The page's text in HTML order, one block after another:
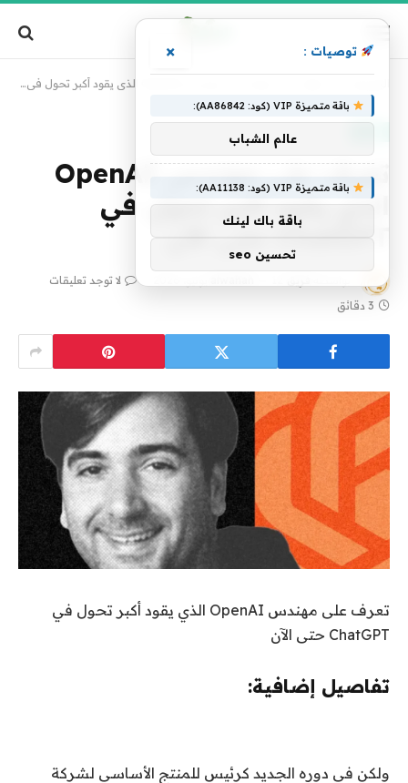
تعرف على مهندس OpenAI
الذي يقود أكبر تحول في
ChatGPT حتى الآن
لا توجد تعليقات
3 دقائق
تعرف على مهندس OpenAI الذي يقود أكبر تحول في
ChatGPT حتى الآن
تفاصيل إضافية:
ولكن في دوره الجديد كرئيس للمنتج الأساسي لشركة
توصيات : ×
باقة متميزة VIP (كود: AA86842):
عالم الشباب
باقة متميزة VIP (كود: AA11138):
باقة باك لينك
تحسين seo